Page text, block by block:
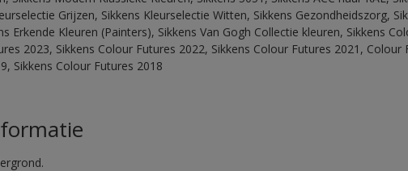
Grijzen, Sikkens Kleurselectie Witten, Sikkens Gezondheidszorg,
Erkende Kleuren (Painters), Sikkens Van Gogh Collectie kleuren, Sikkens
2023, Sikkens Colour Futures 2022, Sikkens Colour Futures 2021, Colour
Sikkens Colour Futures 2018